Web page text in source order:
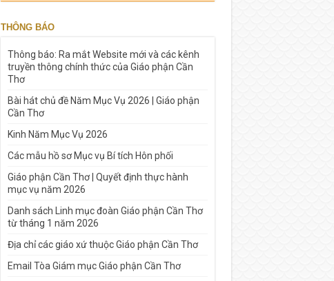
THÔNG BÁO
Thông báo: Ra mắt Website mới và các kênh
truyền thông chính thức của Giáo phận Cần
Thơ
Bài hát chủ đề Năm Mục Vụ 2026 | Giáo phận
Cần Thơ
Kinh Năm Mục Vụ 2026
Các mẫu hồ sơ Mục vụ Bí tích Hôn phối
Giáo phận Cần Thơ | Quyết định thực hành
mục vụ năm 2026
Danh sách Linh mục đoàn Giáo phận Cần Thơ
từ tháng 1 năm 2026
Địa chỉ các giáo xứ thuộc Giáo phận Cần Thơ
Email Tòa Giám mục Giáo phận Cần Thơ